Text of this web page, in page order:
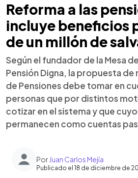
Reforma a las
incluye beneficios
de un millón de
Según el fundador de la Mesa
Pensión Digna, la propuesta de
de Pensiones debe tomar en
personas que por distintos
cotizar en el sistema y que
permanecen como cuentas
Por Juan Carlos Mejía
Publicado el 18 de diciembre de